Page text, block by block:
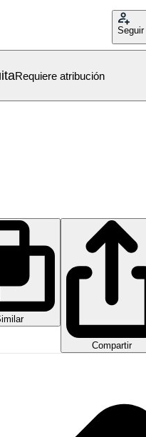
Seguir
Requiere atribución
Compartir